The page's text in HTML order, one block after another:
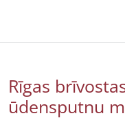
Rīgas
ūdensputnu